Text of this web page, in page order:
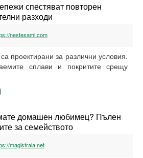
спестяват повторен
разходи
nestesami.com
проектирани за различни условия.
сплави и покритите срещу
домашен любимец? Пълен
за семейството
magistrala.net